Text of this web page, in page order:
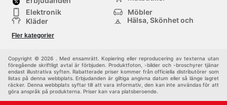
Elektronik
Möbler
Kläder
Hälsa, Skönhet och
Bygg & Trädgård
Fler kategorier
Copyright © 2026 . Med ensamrätt. Kopiering eller reproducering av texterna utan
föregående skriftligt avtal är förbjuden. Produktfoton, -bilder och -broschyrer tjänar
endast illustrativa syften. Rabatterade priser kommer från officiella distributörer som
listas på denna webbplats. Erbjudanden är giltiga angivna datum eller så länge lagret
räcker. Denna webbplats syftar till att vara informativ, den kan inte användas för att
göra anspråk på produkterna. Priser kan vara platsberoende.